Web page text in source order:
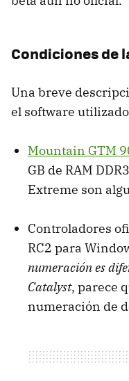
Condiciones de
Una breve
el software
Mountain GTM
GB de RAM
Extreme son
Controladores
RC2 para
numeración es
Catalyst, parece
numeración de